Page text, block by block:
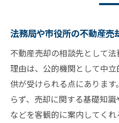
法務局や市役所の不動産売
不動産売却の相談先として
理由は、公的機関として中
供が受けられる点にありま
らず、売却に関する基礎知
などを客観的に案内してく